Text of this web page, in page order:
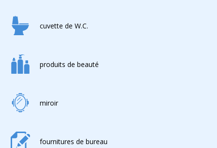
cuvette de W.C.
produits de beauté
miroir
fournitures de bureau